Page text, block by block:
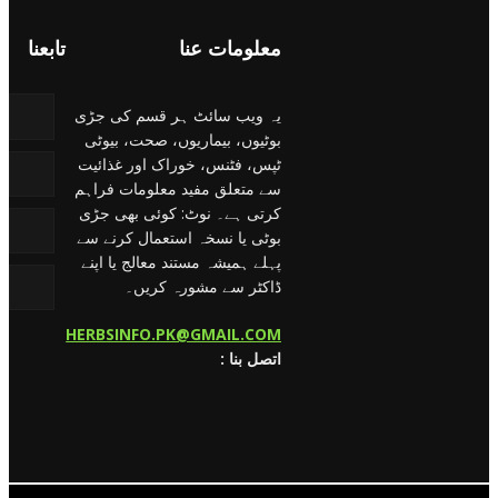
معلومات عنا
یہ ویب سائٹ ہر قسم کی جڑی
بوٹیوں، بیماریوں، صحت، بیوٹی
ٹپس، فٹنس، خوراک اور غذائیت
سے متعلق مفید معلومات فراہم
کرتی ہے۔ نوٹ: کوئی بھی جڑی
بوٹی یا نسخہ استعمال کرنے سے
پہلے ہمیشہ مستند معالج یا اپنے
ڈاکٹر سے مشورہ کریں۔
HERBSINFO.PK@GMAIL.COM
: اتصل بنا
تابعنا